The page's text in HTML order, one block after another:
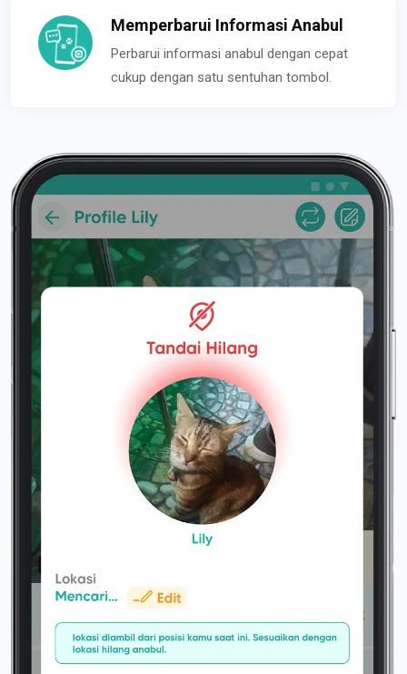
Memperbarui Informasi Anabul
Perbarui informasi anabul dengan cepat
cukup dengan satu sentuhan tombol.